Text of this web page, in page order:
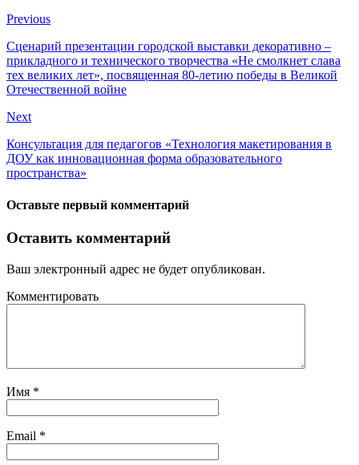
Previous
Сценарий презентации городской выставки декоративно –
прикладного и технического творчества «Не смолкнет слава
тех великих лет», посвященная 80-летию победы в Великой
Отечественной войне
Next
Консультация для педагогов «Технология макетирования в
ДОУ как инновационная форма образовательного
пространства»
Оставьте первый комментарий
Оставить комментарий
Ваш электронный адрес не будет опубликован.
Комментировать
Имя *
Email *